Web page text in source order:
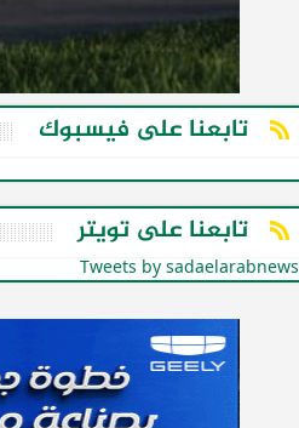
تابعنا على فيسبوك
تابعنا على تويتر
Tweets by sadaelarabnews